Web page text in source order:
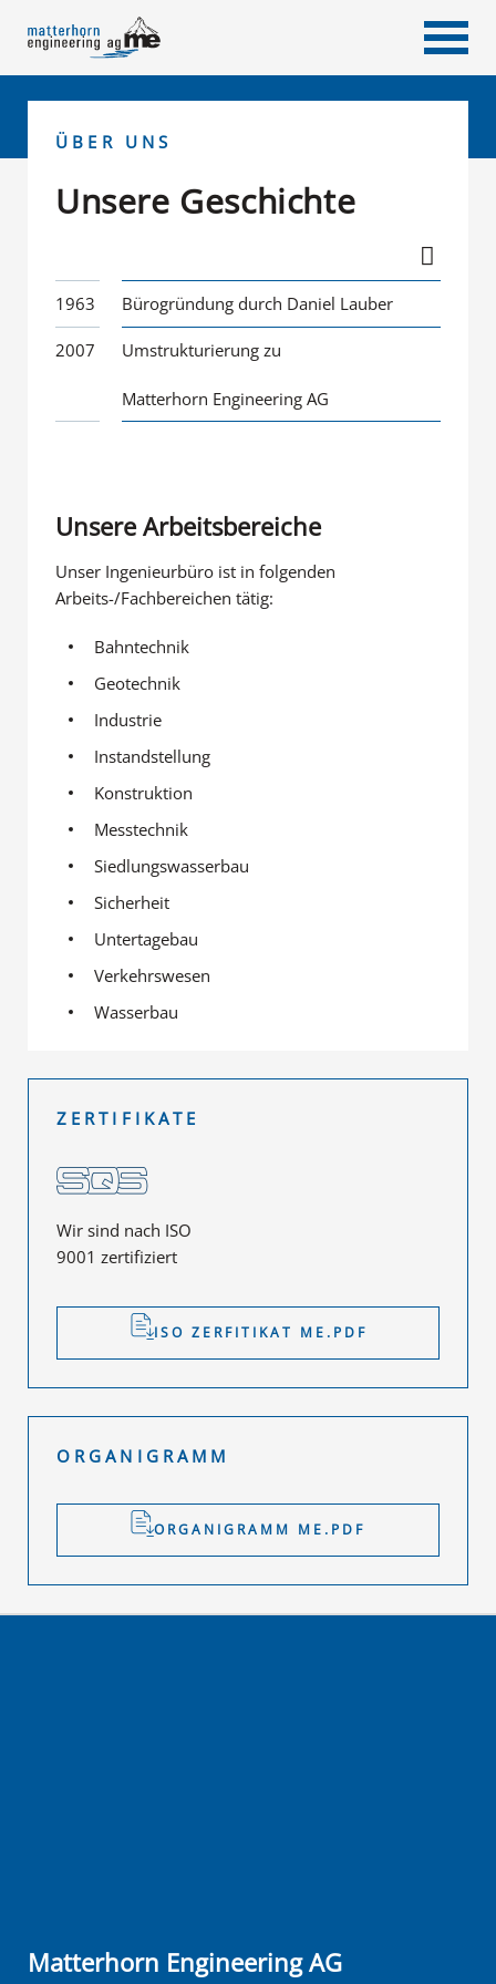
ÜBER UNS
Unsere Geschichte
1963 Bürogründung durch Daniel Lauber
2007 Umstrukturierung zu
Matterhorn Engineering AG
Unsere Arbeitsbereiche
Unser Ingenieurbüro ist in folgenden
Arbeits-/Fachbereichen tätig:
Bahntechnik
Geotechnik
Industrie
Instandstellung
Konstruktion
Messtechnik
Siedlungswasserbau
Sicherheit
Untertagebau
Verkehrswesen
Wasserbau
ZERTIFIKATE
Wir sind nach ISO
9001 zertifiziert
ISO ZERFITIKAT ME.PDF
ORGANIGRAMM
ORGANIGRAMM ME.PDF
Matterhorn Engineering AG